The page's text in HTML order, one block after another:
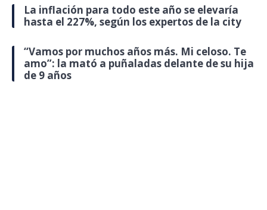
La inflación para todo este año se elevaría
hasta el 227%, según los expertos de la city
“Vamos por muchos años más. Mi celoso. Te
amo”: la mató a puñaladas delante de su hija
de 9 años